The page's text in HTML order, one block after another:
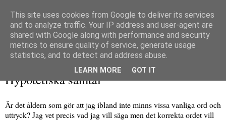
Hypotetiska samtal
Är det åldern som gör att jag ibland inte minns vissa vanliga ord och
uttryck? Jag vet precis vad jag vill säga men det korrekta ordet vill
This site uses cookies from Google to deliver its services
and to analyze traffic. Your IP address and user-agent are
shared with Google along with performance and security
metrics to ensure quality of service, generate usage
statistics, and to detect and address abuse.
LEARN MORE GOT IT